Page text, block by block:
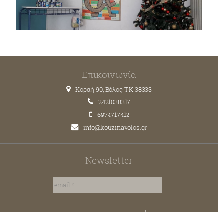
Επικοινωνία
Κοραή 90, Βόλος T.K.38333
2421038317
6974717412
info@kouzinavolos.gr
Newsletter